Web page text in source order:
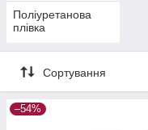
Поліуретанова
плівка
Сортування
–54%